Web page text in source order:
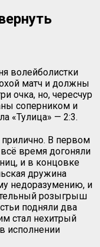
волейболистки
матч и должны
очка, но, чересчур
соперником и
«Тулица» — 2:3.
В первом
время догоняли
и в концовке
дружина
недоразумению, и
розыгрыш
подняли два
стал нехитрый
исполнении